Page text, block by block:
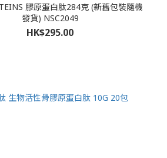
膠原蛋白肽284克 (新舊包裝隨機
發貨) NSC2049
HK$295.00